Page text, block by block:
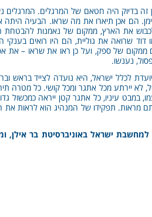
זה בדיוק היה חטאם של המרגלים.
הם אכן תיארו את מה שראו. הבעיה
את הארץ, ממקום של נאמנות להבטחת ה'
שרואה את גוליית, הם היו רואים
של ספק, ועל כן ראו את שראו – את
נענשו.
לכלל ישראל, היא נועדה לצייד בראש
לא יירתע מכל אתגר ומכל קושי. כל מטרה
במבט עיניו, כל אתגר קטן ייראה כמכשול
אותם מראות. תפקידו של המנהיג הוא
למחשבת ישראל באוניברסיטת בר